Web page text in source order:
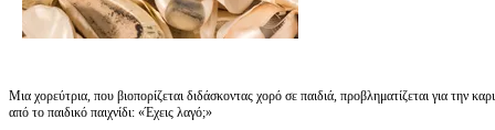
Μια χορεύτρια, που βιοπορίζεται διδάσκοντας χορό σε παιδιά, προβληματίζεται για την
από το παιδικό παιχνίδι: «Έχεις λαγό;»